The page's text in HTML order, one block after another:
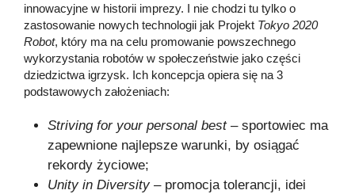
innowacyjne w historii imprezy. I nie chodzi tu tylko o
zastosowanie nowych technologii jak Projekt Tokyo 2020
Robot, który ma na celu promowanie powszechnego
wykorzystania robotów w społeczeństwie jako części
dziedzictwa igrzysk. Ich koncepcja opiera się na 3
podstawowych założeniach:
Striving for your personal best– sportowiec ma
zapewnione najlepsze warunki, by osiągać
rekordy życiowe;
Unity in Diversity– promocja tolerancji, idei